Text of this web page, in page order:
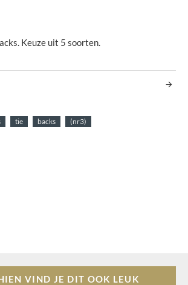
Keuze uit 5 soorten.
tie backs (nr3)
VIND JE DIT OOK LEUK